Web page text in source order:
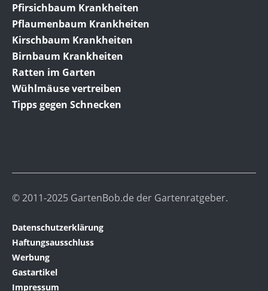
Pfirsichbaum Krankheiten
Pflaumenbaum Krankheiten
Kirschbaum Krankheiten
Birnbaum Krankheiten
Ratten im Garten
Wühlmäuse vertreiben
Tipps gegen Schnecken
© 2011-2025 GartenBob.de der Gartenratgeber.
Datenschutzerklärung
Haftungsausschluss
Werbung
Gastartikel
Impressum